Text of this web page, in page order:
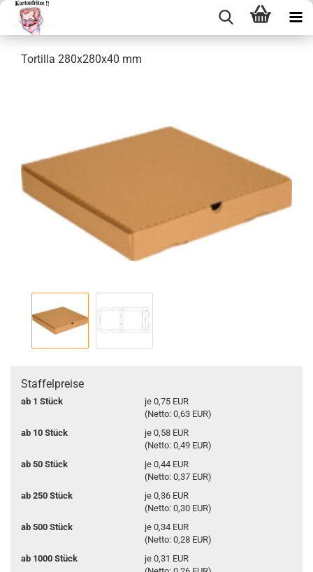
Tor­til­la 280x280x40 mm
Staffelpreise
ab 1 Stück
je 0,75 EUR
(Netto: 0,63 EUR)
ab 10 Stück
je 0,58 EUR
(Netto: 0,49 EUR)
ab 50 Stück
je 0,44 EUR
(Netto: 0,37 EUR)
ab 250 Stück
je 0,36 EUR
(Netto: 0,30 EUR)
ab 500 Stück
je 0,34 EUR
(Netto: 0,28 EUR)
ab 1000 Stück
je 0,31 EUR